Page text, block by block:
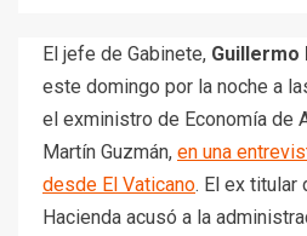
El jefe de Gabinete, Guillermo
este domingo por la noche a
el exministro de Economía de
Martín Guzmán, en una
desde El Vaticano. El ex titular
Hacienda acusó a la